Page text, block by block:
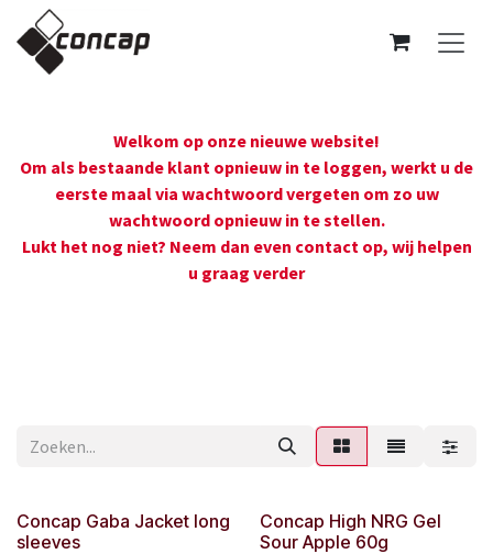
Overslaan naar inhoud
Welkom op onze nieuwe website!
Om als bestaande klant opnieuw in te loggen, werkt u de
eerste maal via wachtwoord vergeten om zo uw
wachtwoord opnieuw in te stellen.
Lukt het nog niet? Neem dan even contact op, wij helpen
u graag verder
Concap Gaba Jacket long
sleeves
Concap High NRG Gel
Sour Apple 60g